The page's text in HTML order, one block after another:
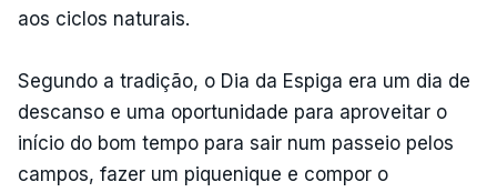
aos ciclos naturais.
Segundo a tradição, o Dia da Espiga era um dia de
descanso e uma oportunidade para aproveitar o
início do bom tempo para sair num passeio pelos
campos, fazer um piquenique e compor o